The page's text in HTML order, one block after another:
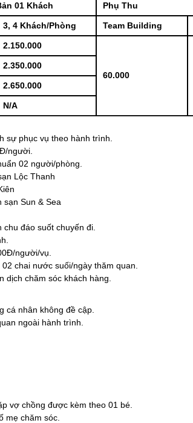
01 Khách Phụ Thu
3, 4 Khách/Phòng Team Building
2.150.000
60.000
2.350.000
2.650.000
N/A
sự phục vụ theo hành trình.
người.
02 người/phòng.
Lộc Thanh
sạn Sun & Sea
đáo suốt chuyến đi.
người/vụ.
chai nước suối/ngày thăm quan.
dịch chăm sóc khách hàng.
cá nhân không đề cập.
ngoài hành trình.
vợ chồng được kèm theo 01 bé.
mẹ chăm sóc.